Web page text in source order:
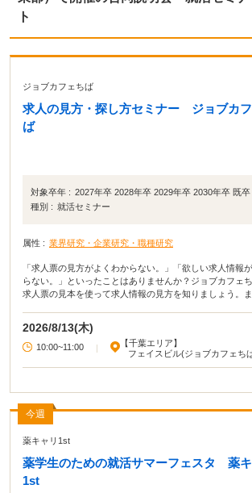
ト
ジョブカフェちば
求人の見方・探し方セミナー ジョブカ
ば
対象卒年 : 2027年卒 2028年卒 2029年卒 2030年卒 既卒
種別 : 就活セミナー
属性 : 業界研究・企業研究・職種研究
「求人票の見方がよくわからない。」「欲しい求人情報
らない。」といったことはありませんか？ジョブカフェ
求人票の見本を使って求人情報の見方を知りましょう。
2026/8/13(木)
10:00~11:00
【千葉エリア】
フェイスビル(ジョブカフェち
今週
薬キャリ1st
薬学生のための就活サマーフェスタ 薬キ
1st